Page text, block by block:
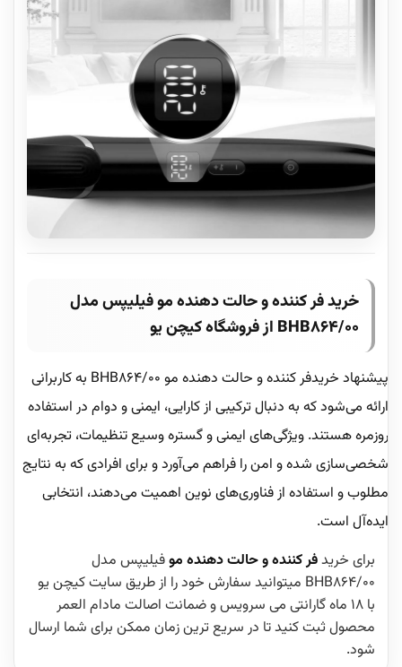
خرید فر کننده و حالت دهنده مو فیلیپس مدل
BHB864/00 از فروشگاه کیچن یو
پیشنهاد خریدفر کننده و حالت دهنده مو BHB864/00 به کاربرانی
ارائه می‌شود که به دنبال ترکیبی از کارایی، ایمنی و دوام در استفاده
روزمره هستند. ویژگی‌های ایمنی و گستره وسیع تنظیمات، تجربه‌ای
شخصی‌سازی شده و امن را فراهم می‌آورد و برای افرادی که به نتایج
مطلوب و استفاده از فناوری‌های نوین اهمیت می‌دهند، انتخابی
ایده‌آل است.
برای خریدفر کننده و حالت دهنده موفیلیپس مدل
BHB864/00 میتوانید سفارش خود را از طریق سایت کیچن یو
با 18 ماه گارانتی می سرویس و ضمانت اصالت مادام العمر
محصول ثبت کنید تا در سریع ترین زمان ممکن برای شما ارسال
شود.